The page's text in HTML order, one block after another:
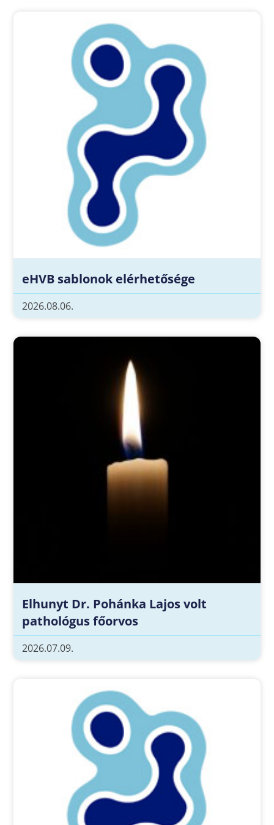
eHVB sablonok elérhetősége
2026.08.06.
Elhunyt Dr. Pohánka Lajos volt
pathológus főorvos
2026.07.09.